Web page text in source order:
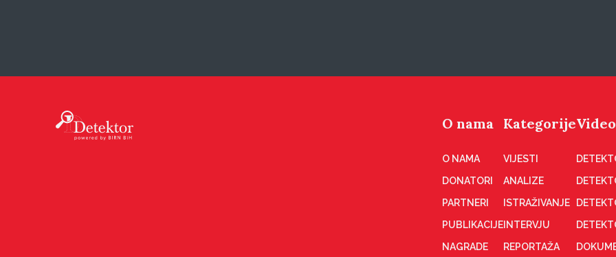
O nama
O NAMA
DONATORI
PARTNERI
PUBLIKACIJE
NAGRADE
Kategorije
VIJESTI
ANALIZE
ISTRAŽIVANJE
INTERVJU
REPORTAŽA
Video